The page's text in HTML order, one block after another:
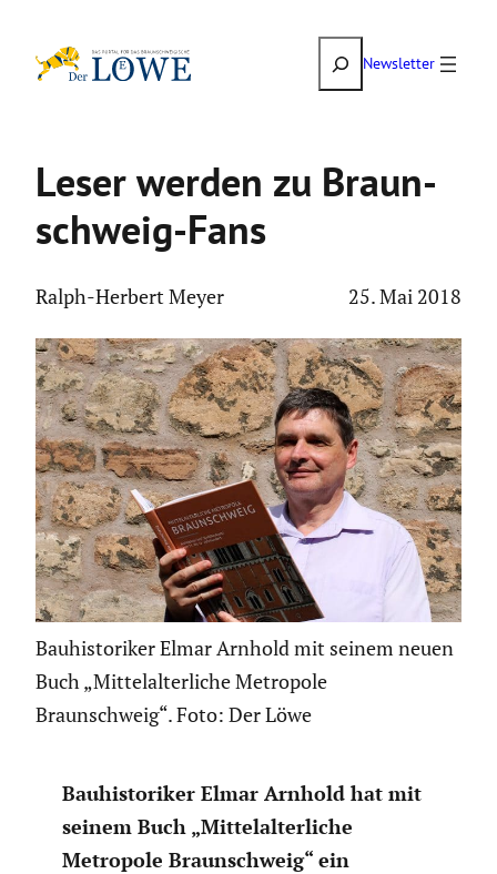
Inhalt
SuchenNewsletter
Leser werden zu Braun­
schweig-Fans
Ralph-Herbert Meyer 25. Mai 2018
Bauhistoriker Elmar Arnhold mit seinem neuen
Buch „Mittelalterliche Metropole
Braunschweig“. Foto: Der Löwe
Bauhis­to­riker Elmar Arnhold hat mit
seinem Buch „Mittel­al­ter­liche
Metropole Braun­schweig“ ein